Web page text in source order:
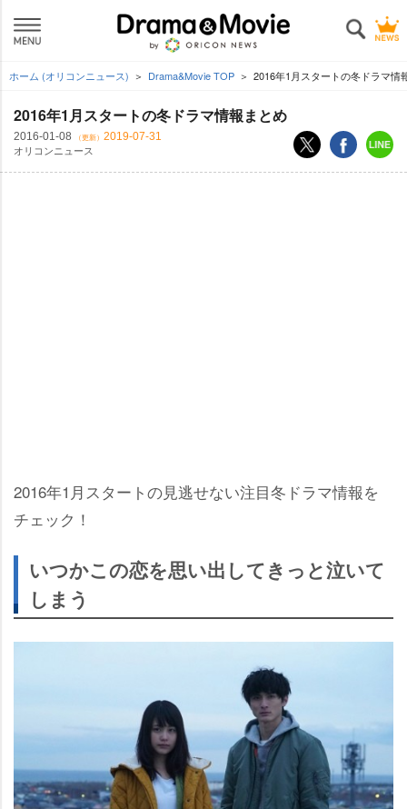
ホーム (オリコンニュース) Drama&Movie TOP 2016年1月スタートの冬ドラマ情
2016年1月スタートの冬ドラマ情報まとめ
2016-01-08 （更新） 2019-07-31
オリコンニュース
2016年1月スタートの見逃せない注目冬ドラマ情報を
チェック！
いつかこの恋を思い出してきっと泣いて
しまう